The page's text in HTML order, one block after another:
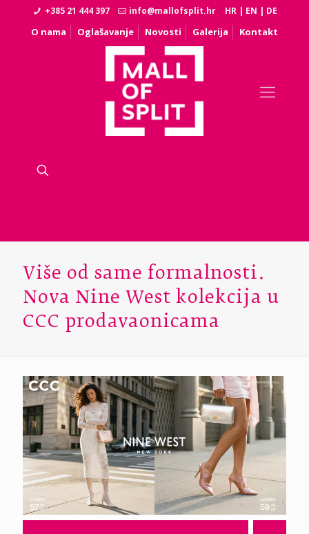
+385 21 444 397 info@mallofsplit.hr HR | EN | DE
O nama Oglašavanje Novosti Galerija Kontakt
Više od same formalnosti.
Nova Nine West kolekcija u
CCC prodavaonicama